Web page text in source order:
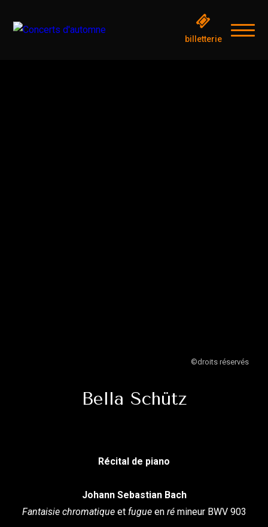
billetterie
©droits réservés
Bella Schütz
Récital de piano
Johann Sebastian Bach
Fantaisie chromatiqueet fugueen rémineur BWV 903